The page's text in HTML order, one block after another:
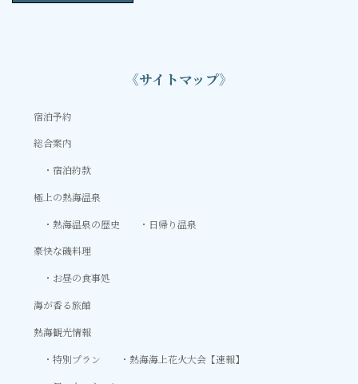
《サイトマップ》
宿泊予約
総合案内
宿泊約款
極上の熱海温泉
熱海温泉の歴史
日帰り温泉
豪快な磯料理
お昼の食事処
海が香る旅館
熱海観光情報
特別プラン
熱海海上花火大会【速報】